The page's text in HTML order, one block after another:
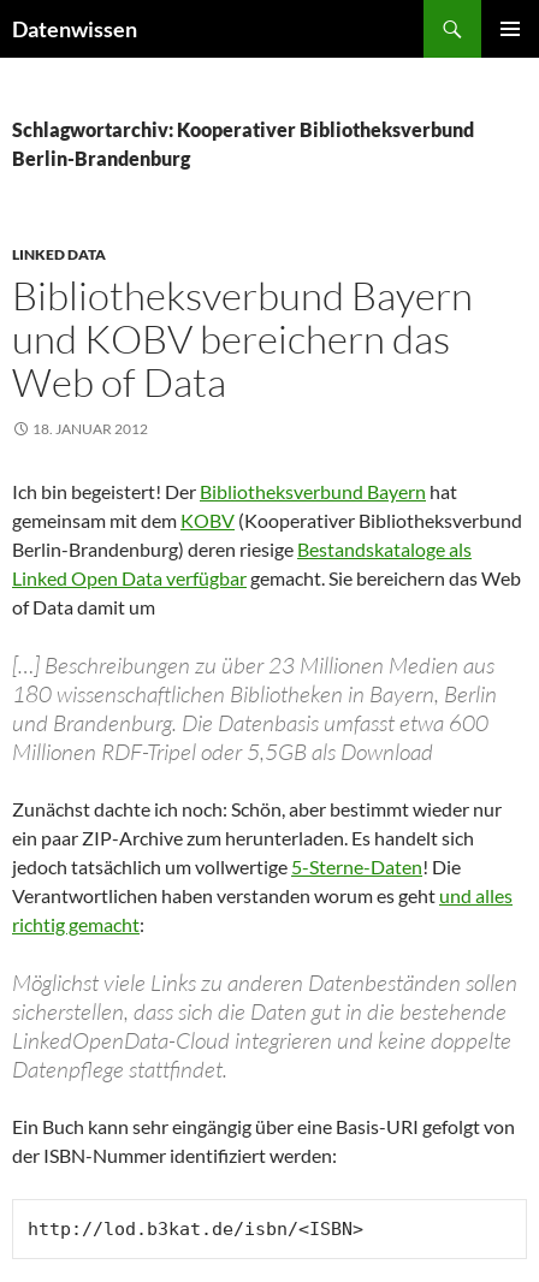
Inhalt
Datenwissen
Schlagwortarchiv: Kooperativer Bibliotheksverbund
Berlin-Brandenburg
LINKED DATA
Bibliotheksverbund Bayern
und KOBV bereichern das
Web of Data
18. JANUAR 2012
Ich bin begeistert! Der Bibliotheksverbund Bayern hat
gemeinsam mit dem KOBV (Kooperativer Bibliotheksverbund
Berlin-Brandenburg) deren riesige Bestandskataloge als
Linked Open Data verfügbargemacht. Sie bereichern das Web
of Data damit um
[…] Beschreibungen zu über 23 Millionen Medien aus
180 wissenschaftlichen Bibliotheken in Bayern, Berlin
und Brandenburg. Die Datenbasis umfasst etwa 600
Millionen RDF-Tripel oder 5,5GB als Download
Zunächst dachte ich noch: Schön, aber bestimmt wieder nur
ein paar ZIP-Archive zum herunterladen. Es handelt sich
jedoch tatsächlich um vollwertige 5-Sterne-Daten! Die
Verantwortlichen haben verstanden worum es geht und alles
richtig gemacht:
Möglichst viele Links zu anderen Datenbeständen sollen
sicherstellen, dass sich die Daten gut in die bestehende
LinkedOpenData-Cloud integrieren und keine doppelte
Datenpflege stattfindet.
Ein Buch kann sehr eingängig über eine Basis-URI gefolgt von
der ISBN-Nummer identifiziert werden:
http://lod.b3kat.de/isbn/<ISBN>